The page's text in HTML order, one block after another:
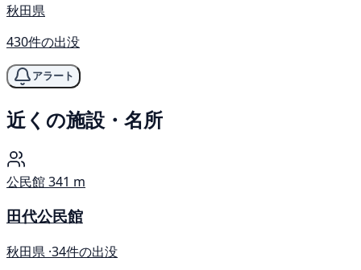
秋田県
430件の出没
アラート
近くの施設・名所
公民館341 m
田代公民館
秋田県 ·34件の出没